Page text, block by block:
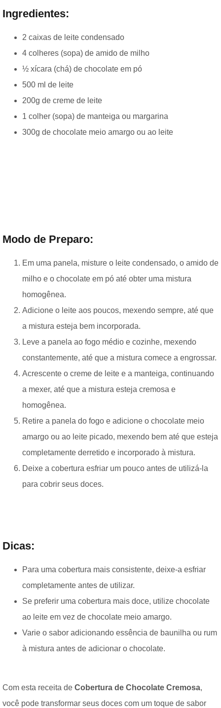
Ingredientes:
2 caixas de leite condensado
4 colheres (sopa) de amido de milho
½ xícara (chá) de chocolate em pó
500 ml de leite
200g de creme de leite
1 colher (sopa) de manteiga ou margarina
300g de chocolate meio amargo ou ao leite
Modo de Preparo:
Em uma panela, misture o leite condensado, o amido de
milho e o chocolate em pó até obter uma mistura
homogênea.
Adicione o leite aos poucos, mexendo sempre, até que
a mistura esteja bem incorporada.
Leve a panela ao fogo médio e cozinhe, mexendo
constantemente, até que a mistura comece a engrossar.
Acrescente o creme de leite e a manteiga, continuando
a mexer, até que a mistura esteja cremosa e
homogênea.
Retire a panela do fogo e adicione o chocolate meio
amargo ou ao leite picado, mexendo bem até que esteja
completamente derretido e incorporado à mistura.
Deixe a cobertura esfriar um pouco antes de utilizá-la
para cobrir seus doces.
Dicas:
Para uma cobertura mais consistente, deixe-a esfriar
completamente antes de utilizar.
Se preferir uma cobertura mais doce, utilize chocolate
ao leite em vez de chocolate meio amargo.
Varie o sabor adicionando essência de baunilha ou rum
à mistura antes de adicionar o chocolate.
Com esta receita de Cobertura de Chocolate Cremosa,
você pode transformar seus doces com um toque de sabor